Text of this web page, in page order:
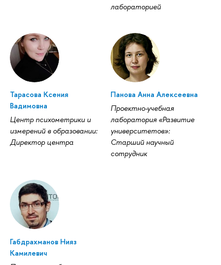
лабораторией
Тарасова Ксения
Вадимовна
Центр психометрики и
измерений в образовании:
Директор центра
Панова Анна Алексеевна
Проектно-учебная
лаборатория «Развитие
университетов»:
Старший научный
сотрудник
Габдрахманов Нияз
Камилевич